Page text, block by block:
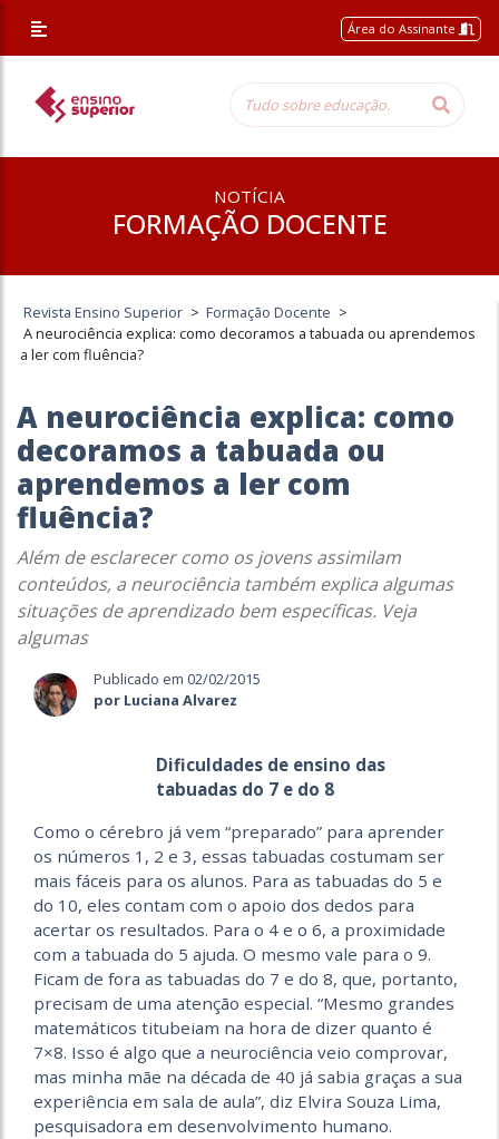
Área do Assinante
NOTÍCIA
FORMAÇÃO DOCENTE
Revista Ensino Superior > Formação Docente >
A neurociência explica: como decoramos a tabuada ou aprendemos
a ler com fluência?
A neurociência explica: como
decoramos a tabuada ou
aprendemos a ler com
fluência?
Além de esclarecer como os jovens assimilam
conteúdos, a neurociência também explica algumas
situações de aprendizado bem específicas. Veja
algumas
Publicado em 02/02/2015
por Luciana Alvarez
Dificuldades de ensino das
tabuadas do 7 e do 8
Como o cérebro já vem “preparado” para aprender
os números 1, 2 e 3, essas tabuadas costumam ser
mais fáceis para os alunos. Para as tabuadas do 5 e
do 10, eles contam com o apoio dos dedos para
acertar os resultados. Para o 4 e o 6, a proximidade
com a tabuada do 5 ajuda. O mesmo vale para o 9.
Ficam de fora as tabuadas do 7 e do 8, que, portanto,
precisam de uma atenção especial. “Mesmo grandes
matemáticos titubeiam na hora de dizer quanto é
7×8. Isso é algo que a neurociência veio comprovar,
mas minha mãe na década de 40 já sabia graças a sua
experiência em sala de aula”, diz Elvira Souza Lima,
pesquisadora em desenvolvimento humano.